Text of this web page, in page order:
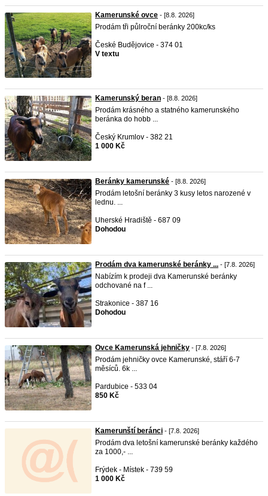
Kamerunské ovce - [8.8. 2026]
Prodám tři půlroční beránky 200kc/ks
České Budějovice - 374 01
V textu
Kamerunský beran - [8.8. 2026]
Prodám krásného a statného kamerunského
beránka do hobb ...
Český Krumlov - 382 21
1 000 Kč
Beránky kamerunské - [8.8. 2026]
Prodám letošní beránky 3 kusy letos narozené v
lednu. ...
Uherské Hradiště - 687 09
Dohodou
Prodám dva kamerunské beránky ... - [7.8. 2026]
Nabízím k prodeji dva Kamerunské beránky
odchované na f ...
Strakonice - 387 16
Dohodou
Ovce Kamerunská jehničky - [7.8. 2026]
Prodám jehničky ovce Kamerunské, stáří 6-7
měsíců. 6k ...
Pardubice - 533 04
850 Kč
Kamerunští beránci - [7.8. 2026]
Prodám dva letošní kamerunské beránky každého
za 1000,- ...
Frýdek - Místek - 739 59
1 000 Kč